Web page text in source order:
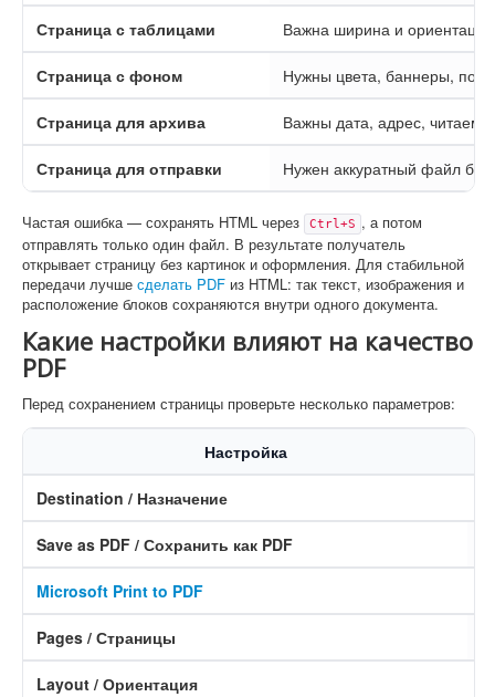
Страница с таблицами Важна ширина и ориентация
Страница с фоном Нужны цвета, баннеры,
Страница для архива Важны дата, адрес,
Страница для отправки Нужен аккуратный файл
Частая ошибка — сохранять HTML через Ctrl+S , а потом
отправлять только один файл. В результате получатель
открывает страницу без картинок и оформления. Для стабильной
передачи лучше сделать PDF из HTML: так текст, изображения и
расположение блоков сохраняются внутри одного документа.
Какие настройки влияют на качество
PDF
Перед сохранением страницы проверьте несколько параметров:
Настройка
Destination / Назначение
Save as PDF / Сохранить как PDF
Microsoft Print to PDF
Pages / Страницы
Layout / Ориентация